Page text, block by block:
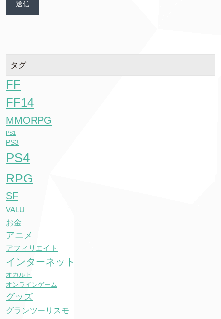
タグ
FF
FF14
MMORPG
PS1
PS3
PS4
RPG
SF
VALU
お金
アニメ
アフィリエイト
インターネット
オカルト
オンラインゲーム
グッズ
グランツーリスモ